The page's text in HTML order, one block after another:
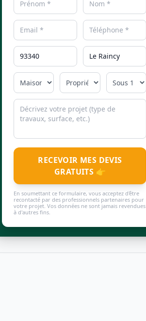
RECEVOIR MES DEVIS
GRATUITS 👉
En soumettant ce formulaire, vous acceptez d'être
recontacté par des professionnels partenaires pour
votre projet. Vos données ne sont jamais revendues
à d'autres fins.